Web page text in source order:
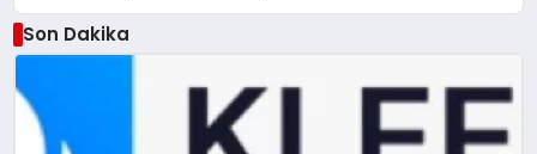
Son Dakika